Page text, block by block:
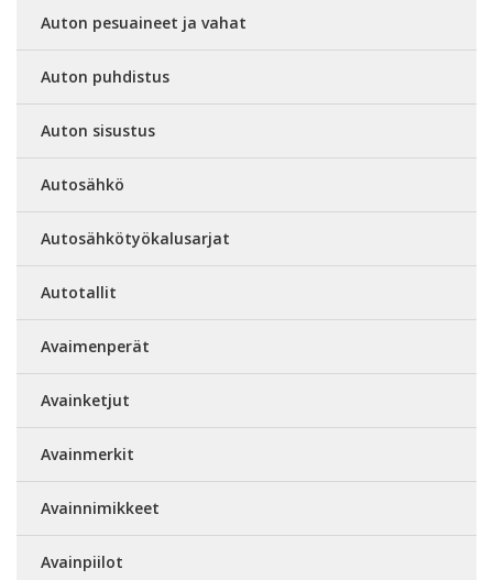
Auton pesuaineet ja vahat
Auton puhdistus
Auton sisustus
Autosähkö
Autosähkötyökalusarjat
Autotallit
Avaimenperät
Avainketjut
Avainmerkit
Avainnimikkeet
Avainpiilot